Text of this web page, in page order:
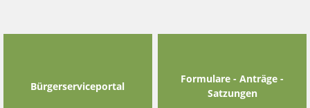
Bürgerserviceportal
Formulare - Anträge -
Satzungen